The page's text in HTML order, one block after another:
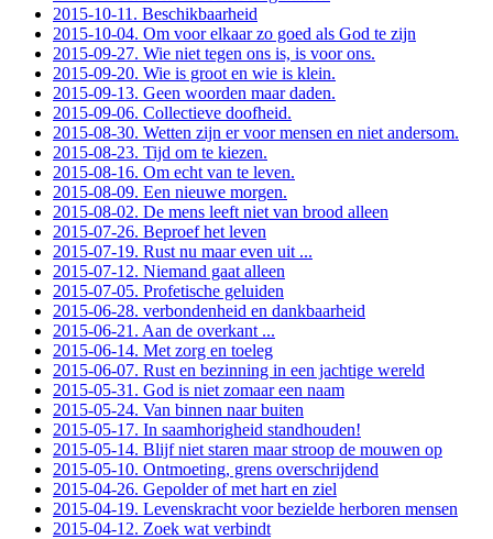
2015-10-11. Beschikbaarheid
2015-10-04. Om voor elkaar zo goed als God te zijn
2015-09-27. Wie niet tegen ons is, is voor ons.
2015-09-20. Wie is groot en wie is klein.
2015-09-13. Geen woorden maar daden.
2015-09-06. Collectieve doofheid.
2015-08-30. Wetten zijn er voor mensen en niet andersom.
2015-08-23. Tijd om te kiezen.
2015-08-16. Om echt van te leven.
2015-08-09. Een nieuwe morgen.
2015-08-02. De mens leeft niet van brood alleen
2015-07-26. Beproef het leven
2015-07-19. Rust nu maar even uit ...
2015-07-12. Niemand gaat alleen
2015-07-05. Profetische geluiden
2015-06-28. verbondenheid en dankbaarheid
2015-06-21. Aan de overkant ...
2015-06-14. Met zorg en toeleg
2015-06-07. Rust en bezinning in een jachtige wereld
2015-05-31. God is niet zomaar een naam
2015-05-24. Van binnen naar buiten
2015-05-17. In saamhorigheid standhouden!
2015-05-14. Blijf niet staren maar stroop de mouwen op
2015-05-10. Ontmoeting, grens overschrijdend
2015-04-26. Gepolder of met hart en ziel
2015-04-19. Levenskracht voor bezielde herboren mensen
2015-04-12. Zoek wat verbindt